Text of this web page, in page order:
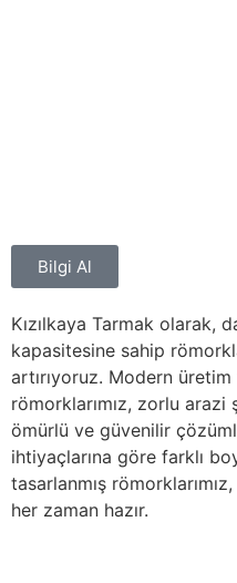
Bilgi Al
Kızılkaya Tarmak olarak,
kapasitesine sahip
artırıyoruz. Modern
römorklarımız, zorlu arazi
ömürlü ve güvenilir
ihtiyaçlarına göre farklı
tasarlanmış
her zaman hazır.